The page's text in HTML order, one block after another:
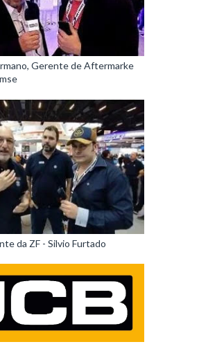
Gerente de Aftermarke
da ZF - Silvio Furtado